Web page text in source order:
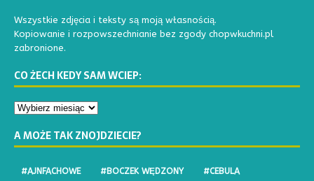
Wszystkie zdjęcia i teksty są moją własnością.
Kopiowanie i rozpowszechnianie bez zgody chopwkuchni.pl
zabronione.
CO ŻECH KEDY SAM WCIEP:
A MOŻE TAK ZNOJDZIECIE?
#AJNFACHOWE #BOCZEK WĘDZONY #CEBULA